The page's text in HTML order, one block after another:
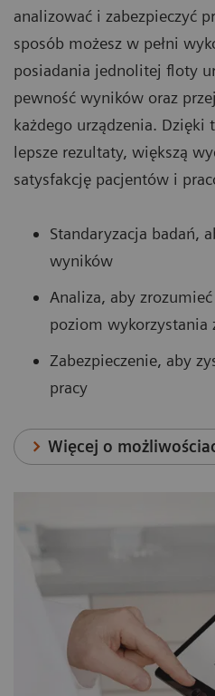
analizować i zabezpieczyć
sposób możesz w pełni
posiadania jednolitej floty
pewność wyników oraz
każdego urządzenia. Dzięki
lepsze rezultaty, większą
satysfakcję pacjentów i
Standaryzacja badań,
wyników
Analiza, aby
poziom wykorzystania
Zabezpieczenie, aby
pracy
Więcej o